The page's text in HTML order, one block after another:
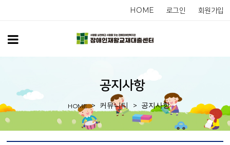
HOME 로그인 회원가입
공지사항
HOME 커뮤니티 공지사항